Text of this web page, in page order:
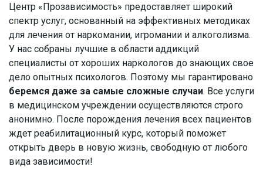
Центр «Прозависимость» предоставляет широкий
спектр услуг, основанный на эффективных методиках
для лечения от наркомании, игромании и алкоголизма.
У нас собраны лучшие в области аддикций
специалисты от хороших наркологов до знающих свое
дело опытных психологов. Поэтому мы гарантировано
беремся даже за самые сложные случаи. Все услуги
в медицинском учреждении осуществляются строго
анонимно. После порождения лечения всех пациентов
ждет реабилитационный курс, который поможет
открыть дверь в новую жизнь, свободную от любого
вида зависимости!